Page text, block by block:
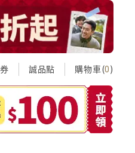
誠品點 購物車(0)